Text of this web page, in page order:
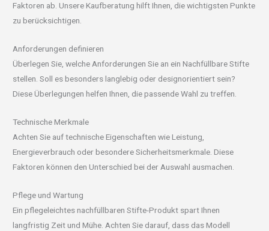
Faktoren ab. Unsere Kaufberatung hilft Ihnen, die wichtigsten Punkte
zu berücksichtigen.
Anforderungen definieren
Überlegen Sie, welche Anforderungen Sie an ein Nachfüllbare Stifte
stellen. Soll es besonders langlebig oder designorientiert sein?
Diese Überlegungen helfen Ihnen, die passende Wahl zu treffen.
Technische Merkmale
Achten Sie auf technische Eigenschaften wie Leistung,
Energieverbrauch oder besondere Sicherheitsmerkmale. Diese
Faktoren können den Unterschied bei der Auswahl ausmachen.
Pflege und Wartung
Ein pflegeleichtes nachfüllbaren Stifte-Produkt spart Ihnen
langfristig Zeit und Mühe. Achten Sie darauf, dass das Modell